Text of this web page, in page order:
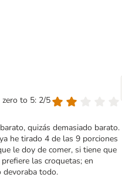
to 5: 2/5
quizás demasiado barato.
he tirado 4 de las 9 porciones
le doy de comer, si tiene que
las croquetas; en
devoraba todo.